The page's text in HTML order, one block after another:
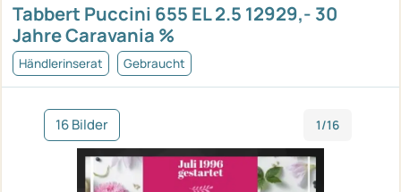
Tabbert Puccini 655 EL 2.5 12929,- 30
Jahre Caravania %
Händlerinserat Gebraucht
16 Bilder 1/16